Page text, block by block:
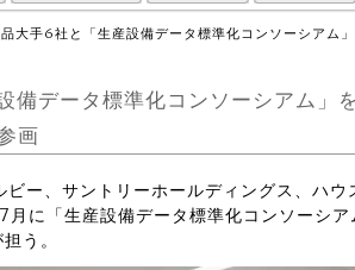
大手6社と「生産設備データ標準化コンソーシア
備データ標準化コンソーシアム」
画
ー、サントリーホールディングス、ハウ
に「生産設備データ標準化コンソーシア
う。